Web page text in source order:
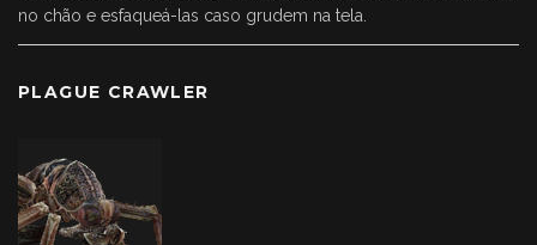
no chão e esfaqueá-las caso grudem na tela.
PLAGUE CRAWLER